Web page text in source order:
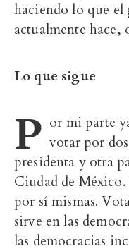
haciendo lo que
actualmente hace,
Lo que sigue
P or mi parte
votar por
presidenta y otra
Ciudad de
por sí mismas.
sirve en las
las democracias